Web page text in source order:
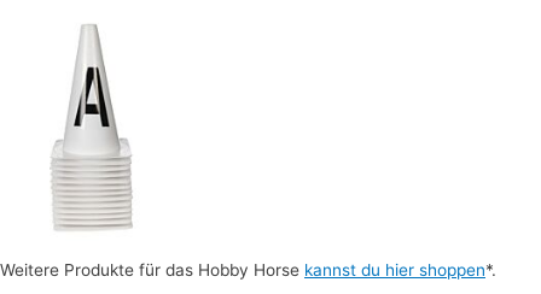
Weitere Produkte für das Hobby Horse kannst du hier shoppen*.